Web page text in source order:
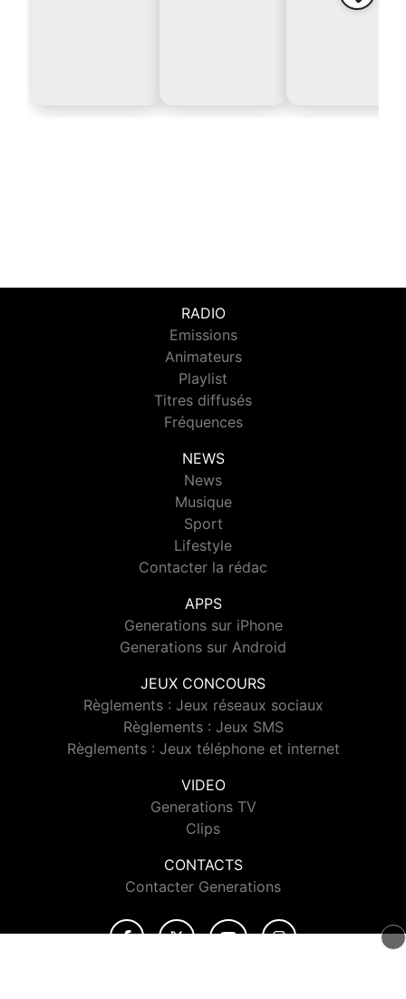
RADIO
Emissions
Animateurs
Playlist
Titres diffusés
Fréquences
NEWS
News
Musique
Sport
Lifestyle
Contacter la rédac
APPS
Generations sur iPhone
Generations sur Android
JEUX CONCOURS
Règlements : Jeux réseaux sociaux
Règlements : Jeux SMS
Règlements : Jeux téléphone et internet
VIDEO
Generations TV
Clips
CONTACTS
Contacter Generations